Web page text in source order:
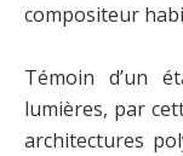
compositeur
Témoin d’un
lumières, par
architectures